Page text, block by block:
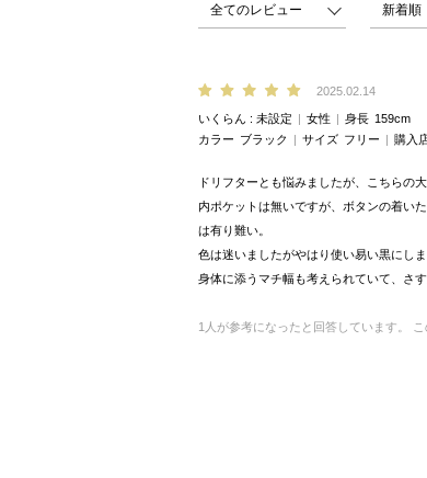
2025.02.14
いくらん 未設定 女性 身長 159cm
カラー ブラック サイズ フリー 購入
ドリフターとも悩みましたが、こちらの
内ポケットは無いですが、ボタンの着い
は有り難い。
色は迷いましたがやはり使い易い黒にしま
身体に添うマチ幅も考えられていて、さ
1 人が参考になったと回答しています。